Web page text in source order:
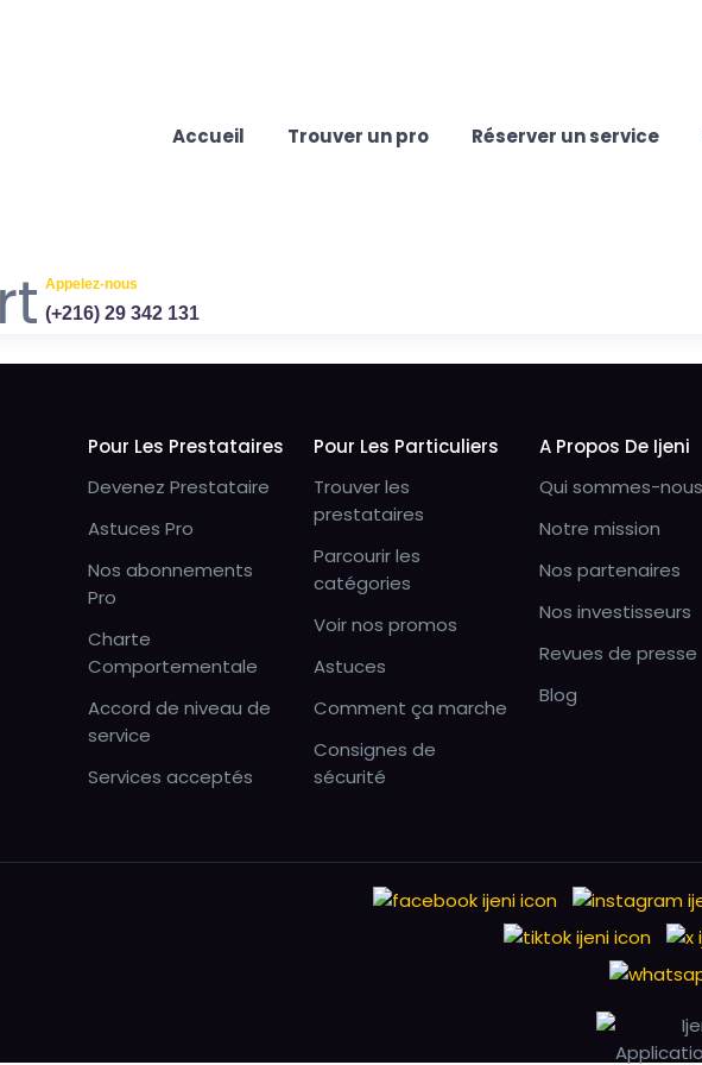
Accueil Trouver un pro Réserver un service
Appelez-nous
(+216) 29 342 131
Pour Les Prestataires
Devenez Prestataire
Astuces Pro
Nos abonnements
Pro
Charte
Comportementale
Accord de niveau de
service
Services acceptés
Pour Les Particuliers
Trouver les
prestataires
Parcourir les
catégories
Voir nos promos
Astuces
Comment ça marche
Consignes de
sécurité
A Propos De Ijeni
Qui sommes-
Notre mission
Nos partenaires
Nos investisseurs
Revues de presse
Blog